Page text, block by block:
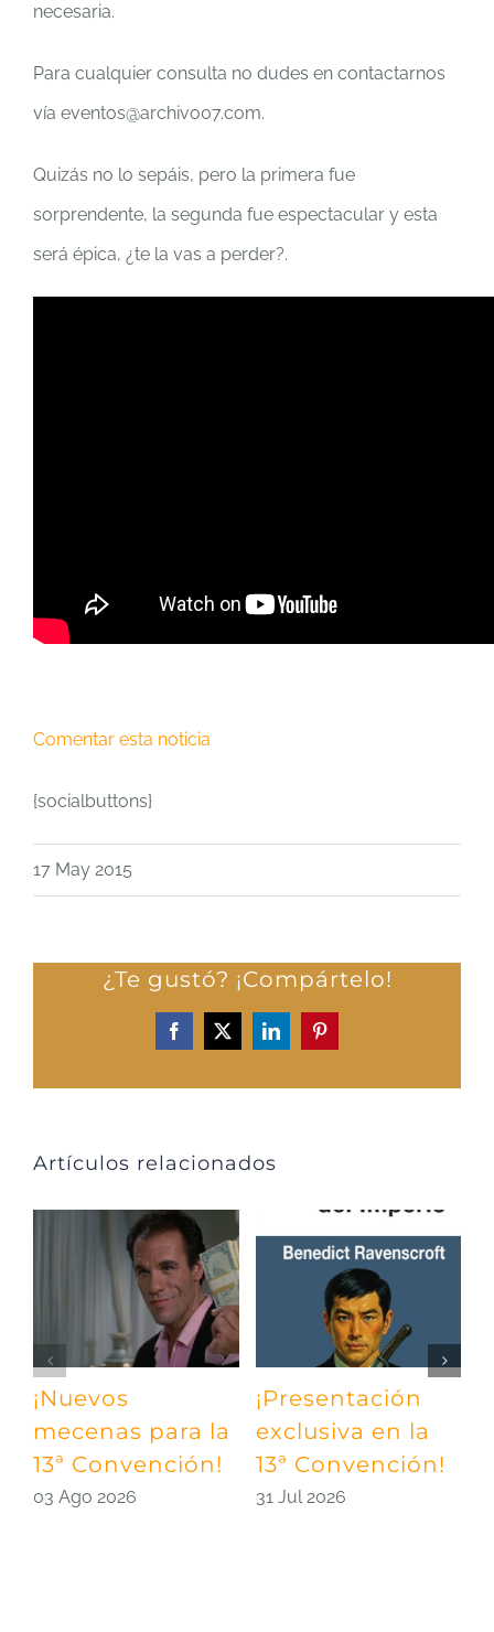
necesaria.
Para cualquier consulta no dudes en contactarnos
vía eventos@archivo07.com.
Quizás no lo sepáis, pero la primera fue
sorprendente, la segunda fue espectacular y esta
será épica, ¿te la vas a perder?.
Comentar esta noticia
{socialbuttons}
17 May 2015
¿Te gustó? ¡Compártelo!
Facebook
X LinkedInPinterest
Artículos relacionados
¡Nuevos
mecenas para la
13ª Convención!
03 Ago 2026
¡Presentación
exclusiva en la
13ª Convención!
31 Jul 2026